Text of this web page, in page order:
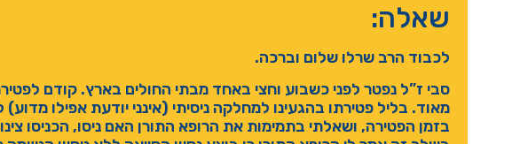
שאלה:
לכבוד הרב שרלו שלום וברכה.
סבי ז”ל נפטר לפני כשבוע וחצי באחד מבתי החולים בארץ. קודם
מאוד. בליל פטירתו בהגעינו למחלקה ניסיתי (אינני יודעת אפילו
בזמן הפטירה, ושאלתי בתמימות את הרופא התורן האם ניסו, הכניסו